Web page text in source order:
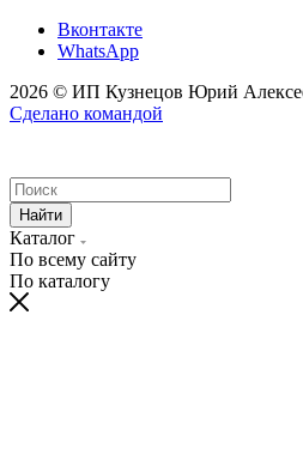
Вконтакте
WhatsApp
2026 © ИП Кузнецов Юрий
Сделано командой
Найти
Каталог
По всему сайту
По каталогу